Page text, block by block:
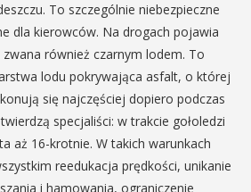
To szczególnie niebezpieczne
dla kierowców. Na drogach pojawia
zwana również czarnym lodem. To
lodu pokrywająca asfalt, o której
się najczęściej dopiero podczas
specjaliści: w trakcie gołoledzi
aż 16-krotnie. W takich warunkach
reedukacja prędkości, unikanie
i hamowania, ograniczenie